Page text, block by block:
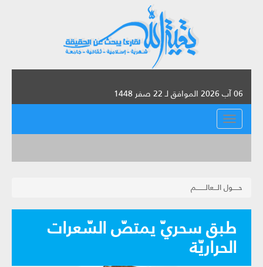
06 آب 2026 الموافق لـ 22 صفر 1448
القائمة
حـــــول الـــعالــــــــم
طبق سحريّ يمتصّ السّعرات
الحراريّة